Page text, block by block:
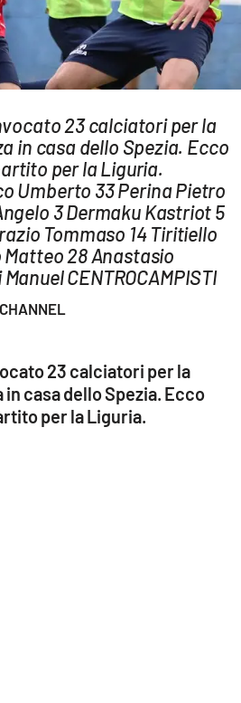
23 calciatori per la
in casa dello Spezia. Ecco
per la Liguria.
Umberto 33 Perina Pietro
3 Dermaku Kastriot 5
Tommaso 14 Tiritiello
28 Anastasio
CENTROCAMPISTI
23 calciatori per la
casa dello Spezia. Ecco
per la Liguria.